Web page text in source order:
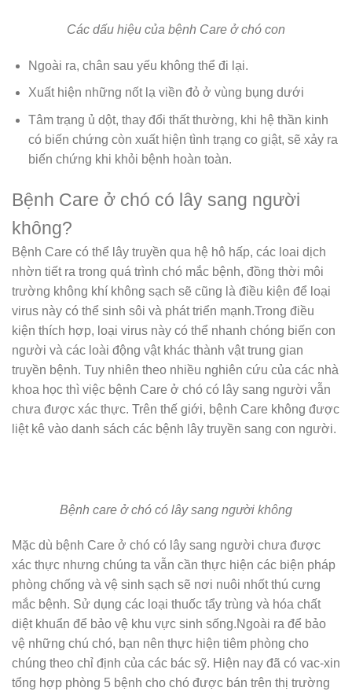
Các dấu hiệu của bệnh Care ở chó con
Ngoài ra, chân sau yếu không thể đi lại.
Xuất hiện những nốt lạ viền đỏ ở vùng bụng dưới
Tâm trạng ủ dột, thay đổi thất thường, khi hệ thần kinh
có biến chứng còn xuất hiện tình trạng co giật, sẽ xảy ra
biến chứng khi khỏi bệnh hoàn toàn.
Bệnh Care ở chó có lây sang người
không?
Bệnh Care có thể lây truyền qua hệ hô hấp, các loai dịch
nhờn tiết ra trong quá trình chó mắc bệnh, đồng thời môi
trường không khí không sạch sẽ cũng là điều kiện để loại
virus này có thể sinh sôi và phát triển mạnh.Trong điều
kiện thích hợp, loại virus này có thể nhanh chóng biến con
người và các loài động vật khác thành vật trung gian
truyền bệnh. Tuy nhiên theo nhiều nghiên cứu của các nhà
khoa học thì việc bệnh Care ở chó có lây sang người vẫn
chưa được xác thực. Trên thế giới, bệnh Care không được
liệt kê vào danh sách các bệnh lây truyền sang con người.
Bệnh care ở chó có lây sang người không
Mặc dù bệnh Care ở chó có lây sang người chưa được
xác thực nhưng chúng ta vẫn cần thực hiện các biện pháp
phòng chống và vệ sinh sạch sẽ nơi nuôi nhốt thú cưng
mắc bệnh. Sử dụng các loại thuốc tẩy trùng và hóa chất
diệt khuẩn để bảo vệ khu vực sinh sống.Ngoài ra để bảo
vệ những chú chó, bạn nên thực hiện tiêm phòng cho
chúng theo chỉ định của các bác sỹ. Hiện nay đã có vac-xin
tổng hợp phòng 5 bệnh cho chó được bán trên thị trường